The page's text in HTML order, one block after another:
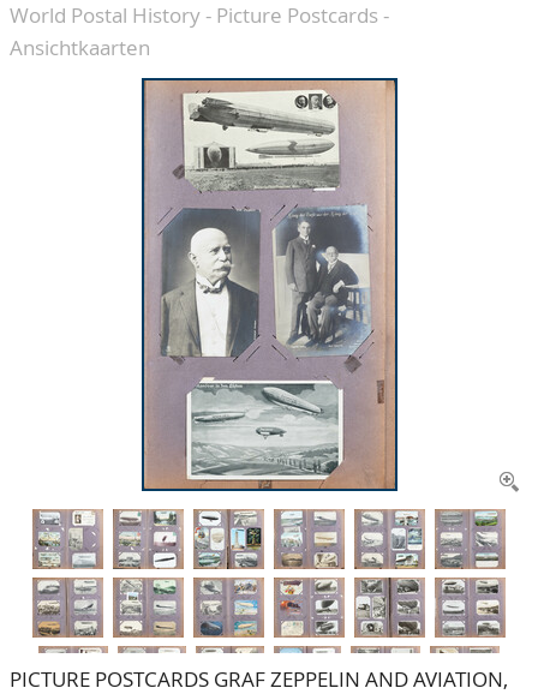
KEURINGSDIENST
80 jarig bestaan
World Postal History - Picture Postcards -
Ansichtkaarten
PICTURE POSTCARDS GRAF ZEPPELIN AND AVIATION,